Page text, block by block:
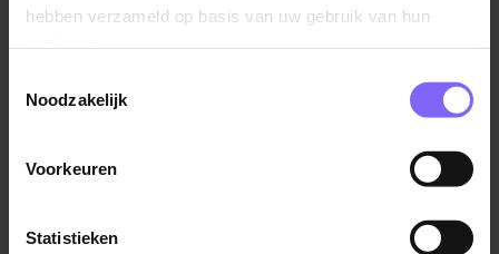
hebben verzameld op basis van uw gebruik van hun
Noodzakelijk
Voorkeuren
Statistieken
Wat ga je doen?
adviesteam en maak je kennis met uiteenlopende HR-
thema’s binnen een dynamische ziekenhuisomgeving.
Je ondersteunt de HR Business Partners bij hun
dagelijkse werkzaamheden en krijgt zo een goed
werk je actief mee in de HR-cyclus waardoor je inzicht